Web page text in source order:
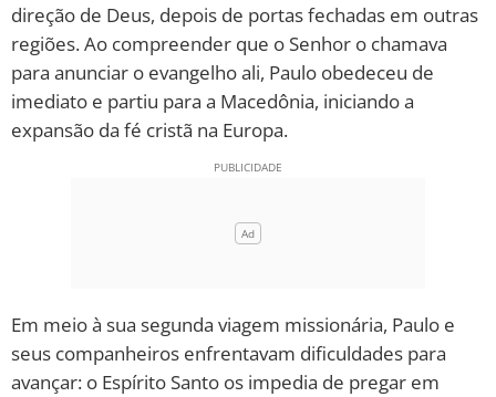
10 MANDAMENTOS
ESTUDOS BÍBLICOS
TERMO BÍBLICO JOGOS
QUEM SOMOS
direção de Deus, depois de portas fechadas em outras
regiões. Ao compreender que o Senhor o chamava
para anunciar o evangelho ali, Paulo obedeceu de
imediato e partiu para a Macedônia, iniciando a
expansão da fé cristã na Europa.
Em meio à sua segunda viagem missionária, Paulo e
seus companheiros enfrentavam dificuldades para
avançar: o Espírito Santo os impedia de pregar em